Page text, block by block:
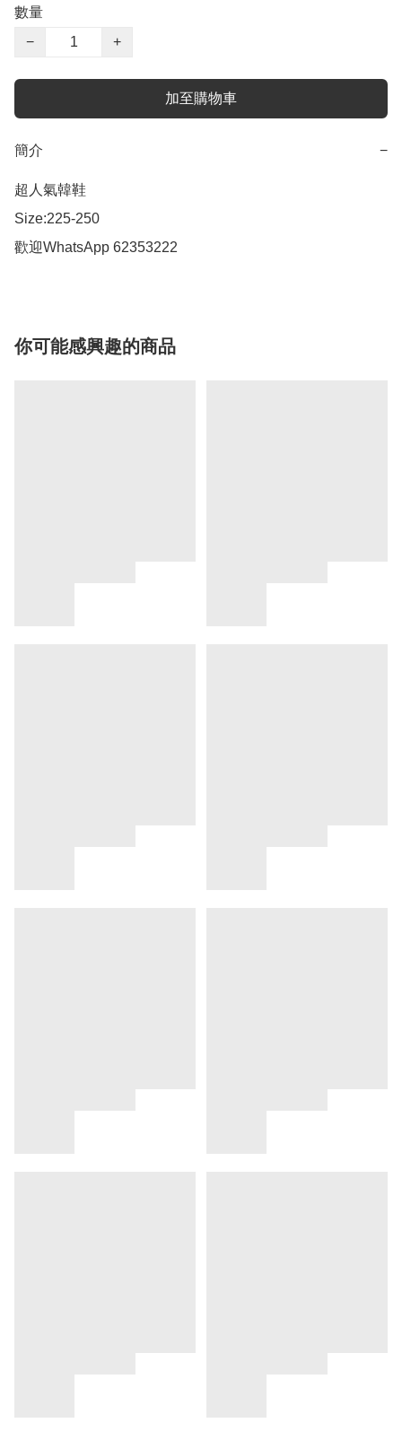
數量
−
+
加至購物車
簡介 −
超人氣韓鞋
Size:225-250
歡迎WhatsApp 62353222
你可能感興趣的商品